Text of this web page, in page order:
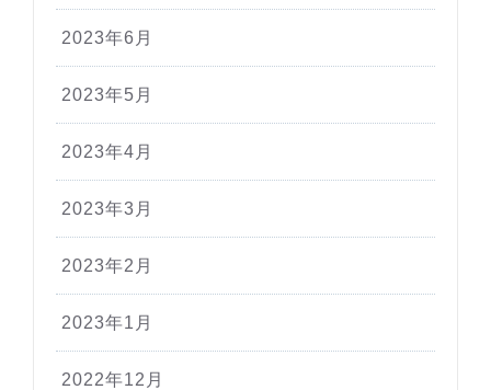
2023年6月
2023年5月
2023年4月
2023年3月
2023年2月
2023年1月
2022年12月